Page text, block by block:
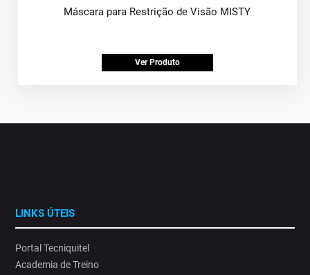
Máscara para Restrição de Visão MISTY
Ver Produto
LINKS ÚTEIS
Portal Tecniquitel
Academia de Treino